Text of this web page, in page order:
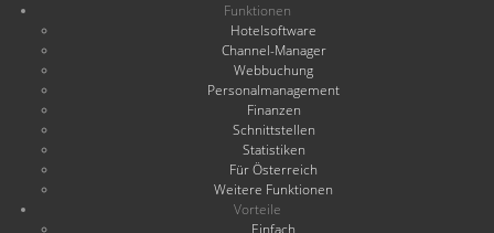
Funktionen
Hotelsoftware
Channel-Manager
Webbuchung
Personalmanagement
Finanzen
Schnittstellen
Statistiken
Für Österreich
Weitere Funktionen
Vorteile
Einfach